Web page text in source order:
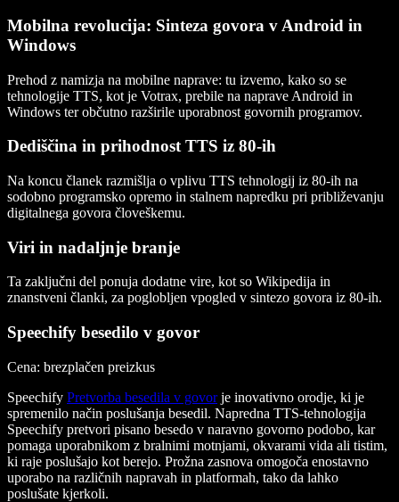
Mobilna revolucija: Sinteza govora v Android in
Windows
Prehod z namizja na mobilne naprave: tu izvemo, kako so se
tehnologije TTS, kot je Votrax, prebile na naprave Android in
Windows ter občutno razširile uporabnost govornih programov.
Dediščina in prihodnost TTS iz 80-ih
Na koncu članek razmišlja o vplivu TTS tehnologij iz 80-ih na
sodobno programsko opremo in stalnem napredku pri približevanju
digitalnega govora človeškemu.
Viri in nadaljnje branje
Ta zaključni del ponuja dodatne vire, kot so Wikipedija in
znanstveni članki, za poglobljen vpogled v sintezo govora iz 80-ih.
Speechify besedilo v govor
Cena: brezplačen preizkus
Speechify Pretvorba besedila v govorje inovativno orodje, ki je
spremenilo način poslušanja besedil. Napredna TTS-tehnologija
Speechify pretvori pisano besedo v naravno govorno podobo, kar
pomaga uporabnikom z bralnimi motnjami, okvarami vida ali tistim,
ki raje poslušajo kot berejo. Prožna zasnova omogoča enostavno
uporabo na različnih napravah in platformah, tako da lahko
poslušate kjerkoli.